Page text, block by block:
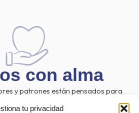
tu privacidad
con alma
y patrones están pensados para
desapercibido.